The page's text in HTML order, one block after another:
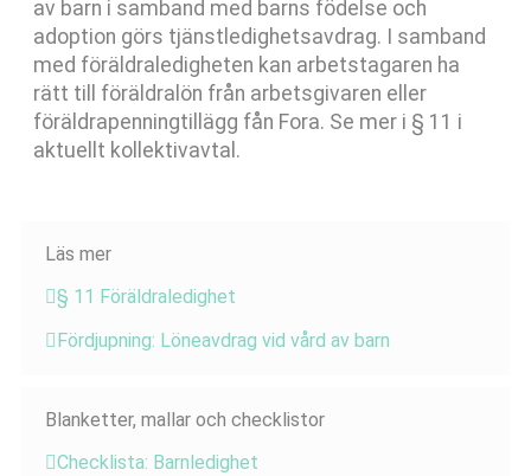
av barn i samband med barns födelse och
adoption görs tjänstledighetsavdrag. I samband
med föräldraledigheten kan arbetstagaren ha
rätt till föräldralön från arbetsgivaren eller
föräldrapenningtillägg fån Fora. Se mer i § 11 i
aktuellt kollektivavtal.
Läs mer
§ 11 Föräldraledighet
Fördjupning: Löneavdrag vid vård av barn
Blanketter, mallar och checklistor
Checklista: Barnledighet